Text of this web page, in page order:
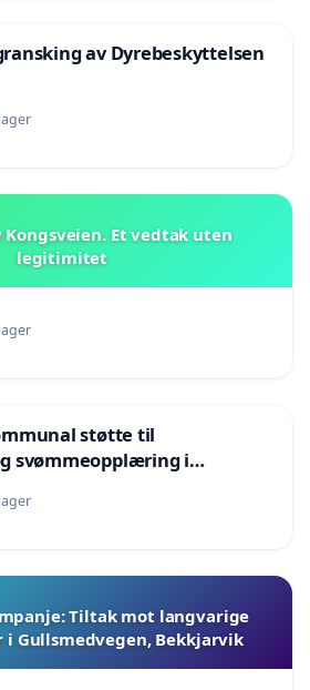
av Dyrebeskyttelsen
Et vedtak uten
legitimitet
støtte til
svømmeopplæring i
Tiltak mot langvarige
Gullsmedvegen, Bekkjarvik